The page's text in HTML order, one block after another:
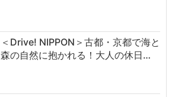
＜Drive! NIPPON＞古都・京都で海と
森の自然に抱かれる！大人の休日…